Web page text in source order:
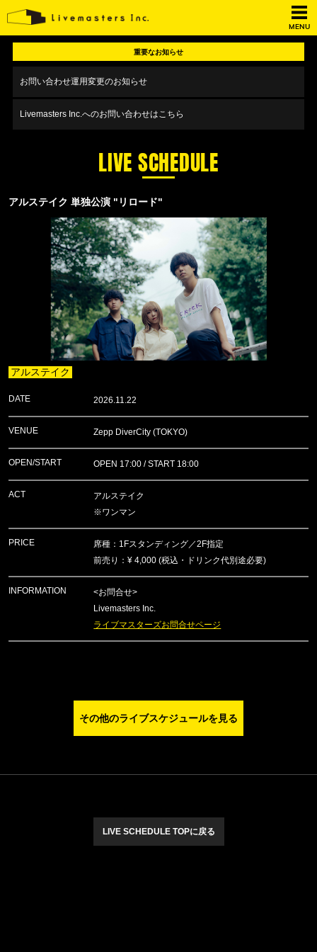
MENU
重要なお知らせ
お問い合わせ運用変更のお知らせ
Livemasters Inc.へのお問い合わせはこちら
LIVE SCHEDULE
アルステイク 単独公演 "リロード"
アルステイク
DATE 2026.11.22
VENUE Zepp DiverCity (TOKYO)
OPEN/START OPEN 17:00 / START 18:00
ACT
アルステイク
※ワンマン
PRICE
席種：1Fスタンディング／2F指定
前売り：¥ 4,000 (税込・ドリンク代別途必要)
INFORMATION
<お問合せ>
Livemasters Inc.
ライブマスターズお問合せページ
その他のライブスケジュールを見る
LIVE SCHEDULE TOPに戻る